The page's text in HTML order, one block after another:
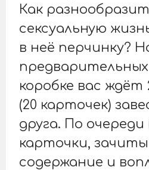
Как
сексуальную
в неё перчинку?
коробке вас ждёт
(20 карточек)
друга. По
карточки,
содержание и